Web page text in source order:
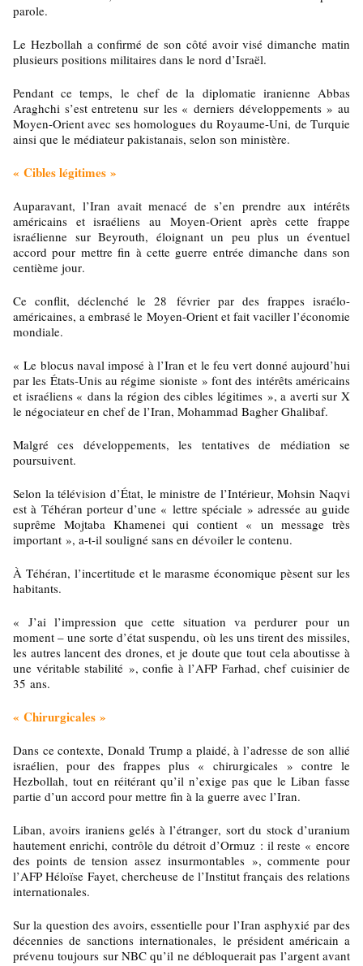
parole.
Le Hezbollah a confirmé de son côté avoir visé dimanche matin
plusieurs positions militaires dans le nord d’Israël.
Pendant ce temps, le chef de la diplomatie iranienne Abbas
Araghchi s’est entretenu sur les « derniers développements » au
Moyen-Orient avec ses homologues du Royaume-Uni, de Turquie
ainsi que le médiateur pakistanais, selon son ministère.
« Cibles légitimes »
Auparavant, l’Iran avait menacé de s’en prendre aux intérêts
américains et israéliens au Moyen-Orient après cette frappe
israélienne sur Beyrouth, éloignant un peu plus un éventuel
accord pour mettre fin à cette guerre entrée dimanche dans son
centième jour.
Ce conflit, déclenché le 28 février par des frappes israélo-
américaines, a embrasé le Moyen-Orient et fait vaciller l’économie
mondiale.
« Le blocus naval imposé à l’Iran et le feu vert donné aujourd’hui
par les États-Unis au régime sioniste » font des intérêts américains
et israéliens « dans la région des cibles légitimes », a averti sur X
le négociateur en chef de l’Iran, Mohammad Bagher Ghalibaf.
Malgré ces développements, les tentatives de médiation se
poursuivent.
Selon la télévision d’État, le ministre de l’Intérieur, Mohsin Naqvi
est à Téhéran porteur d’une « lettre spéciale » adressée au guide
suprême Mojtaba Khamenei qui contient « un message très
important », a-t-il souligné sans en dévoiler le contenu.
À Téhéran, l’incertitude et le marasme économique pèsent sur les
habitants.
« J’ai l’impression que cette situation va perdurer pour un
moment – une sorte d’état suspendu, où les uns tirent des missiles,
les autres lancent des drones, et je doute que tout cela aboutisse à
une véritable stabilité », confie à l’AFP Farhad, chef cuisinier de
35 ans.
« Chirurgicales »
Dans ce contexte, Donald Trump a plaidé, à l’adresse de son allié
israélien, pour des frappes plus « chirurgicales » contre le
Hezbollah, tout en réitérant qu’il n’exige pas que le Liban fasse
partie d’un accord pour mettre fin à la guerre avec l’Iran.
Liban, avoirs iraniens gelés à l’étranger, sort du stock d’uranium
hautement enrichi, contrôle du détroit d’Ormuz : il reste « encore
des points de tension assez insurmontables », commente pour
l’AFP Héloïse Fayet, chercheuse de l’Institut français des relations
internationales.
Sur la question des avoirs, essentielle pour l’Iran asphyxié par des
décennies de sanctions internationales, le président américain a
prévenu toujours sur NBC qu’il ne débloquerait pas l’argent avant